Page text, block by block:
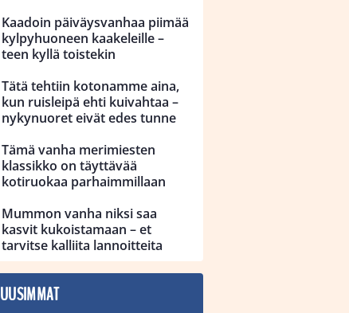
Kaadoin päiväysvanhaa piimää
kylpyhuoneen kaakeleille –
teen kyllä toistekin
Tätä tehtiin kotonamme aina,
kun ruisleipä ehti kuivahtaa –
nykynuoret eivät edes tunne
Tämä vanha merimiesten
klassikko on täyttävää
kotiruokaa parhaimmillaan
Mummon vanha niksi saa
kasvit kukoistamaan – et
tarvitse kalliita lannoitteita
UUSIMMAT